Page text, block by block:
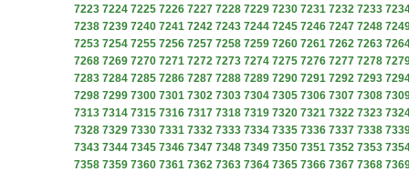
7223 7224 7225 7226 7227 7228 7229 7230 7231 7232 7233
7238 7239 7240 7241 7242 7243 7244 7245 7246 7247 7248
7253 7254 7255 7256 7257 7258 7259 7260 7261 7262 7263
7268 7269 7270 7271 7272 7273 7274 7275 7276 7277 7278
7283 7284 7285 7286 7287 7288 7289 7290 7291 7292 7293
7298 7299 7300 7301 7302 7303 7304 7305 7306 7307 7308
7313 7314 7315 7316 7317 7318 7319 7320 7321 7322 7323
7328 7329 7330 7331 7332 7333 7334 7335 7336 7337 7338
7343 7344 7345 7346 7347 7348 7349 7350 7351 7352 7353
7358 7359 7360 7361 7362 7363 7364 7365 7366 7367 7368